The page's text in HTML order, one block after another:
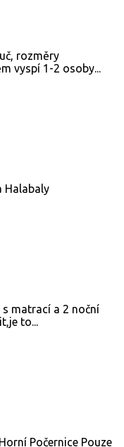
rozměry
vyspí 1-2 osoby...
Halabaly
matrací a 2 noční
to...
Počernice Pouze